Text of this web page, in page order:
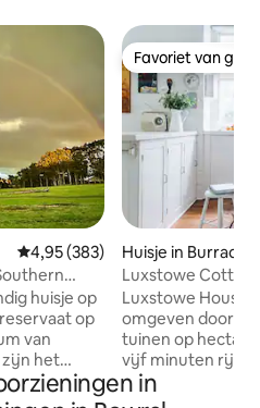
Gemiddelde beoordeling van
4,95 (383)
huisje op
op
van
zijn het
of twee.
Favoriet van
Favoriet van
Huisje in Burradoo
Luxstowe
Luxstowe House
omgeven door
tuinen op
vijf minuten
met prachtige
overvloed aan
in